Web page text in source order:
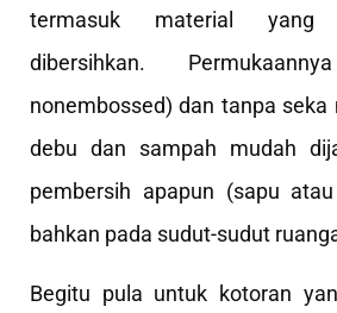
termasuk material
dibersihkan.
nonembossed) dan tanpa seka
debu dan sampah mudah
pembersih apapun (sapu
bahkan pada sudut-sudut
Begitu pula untuk kotoran